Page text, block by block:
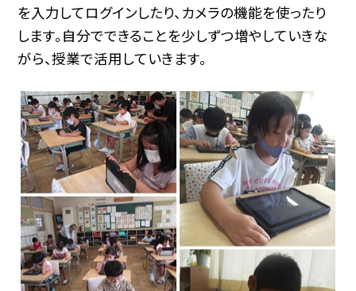
を入力してログインしたり、カメラの機能を使ったり
します。自分でできることを少しずつ増やしていきな
がら、授業で活用していきます。